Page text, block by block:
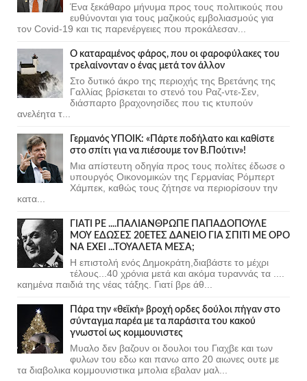
Ένα ξεκάθαρο μήνυμα προς τους πολιτικούς που
ευθύνονται για τους μαζικούς εμβολιασμούς για
τον Covid-19 και τις παρενέργειες που προκάλεσαν...
Ο καταραμένος φάρος, που οι φαροφύλακες του
τρελαίνονταν ο ένας μετά τον άλλον
Στο δυτικό άκρο της περιοχής της Βρετάνης της
Γαλλίας βρίσκεται το στενό του Ραζ-ντε-Σεν,
διάσπαρτο βραχονησίδες που τις κτυπούν
ανελέητα τ...
Γερμανός ΥΠΟΙΚ: «Πάρτε ποδήλατο και καθίστε
στο σπίτι για να πιέσουμε τον Β.Πούτιν»!
Μια απίστευτη οδηγία προς τους πολίτες έδωσε ο
υπουργός Οικονομικών της Γερμανίας Ρόμπερτ
Χάμπεκ, καθώς τους ζήτησε να περιορίσουν την
κατα...
ΓΙΑΤΙ ΡΕ ....ΠΑΛΙΑΝΘΡΩΠΕ ΠΑΠΑΔΟΠΟΥΛΕ
ΜΟΥ ΕΔΩΣΕΣ 20ΕΤΕΣ ΔΑΝΕΙΟ ΓΙΑ ΣΠΙΤΙ ΜΕ ΟΡΟ
ΝΑ ΕΧΕΙ ...ΤΟΥΑΛΕΤΑ ΜΕΣΑ;
Η επιστολή ενός Δημοκράτη,διαβάστε το μέχρι
τέλους...40 χρόνια μετά και ακόμα τυραννάς τα ....
καημένα παιδιά της νέας τάξης. Γιατί βρε άθ...
Πάρα την «θεϊκή» βροχή ορδες δούλοι πήγαν στο
σύνταγμα παρέα με τα παράσιτα του κακού
γνωστοί ως κομμουνιστες
Μυαλο δεν βαζουν οι δουλοι του Γιαχβε και των
φυλων του εδω και πανω απο 20 αιωνες ουτε με
τα διαβολικα κομμουνιστικα μπολια εβαλαν μαλ...